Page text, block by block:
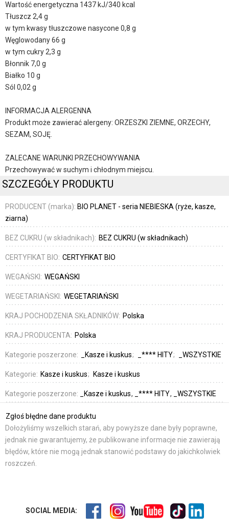
Wartość energetyczna 1437 kJ/340 kcal
Tłuszcz 2,4 g
w tym kwasy tłuszczowe nasycone 0,8 g
Węglowodany 66 g
w tym cukry 2,3 g
Błonnik 7,0 g
Białko 10 g
Sól 0,02 g
INFORMACJA ALERGENNA
Produkt może zawierać alergeny: ORZESZKI ZIEMNE, ORZECHY,
SEZAM, SOJĘ.
ZALECANE WARUNKI PRZECHOWYWANIA
Przechowywać w suchym i chłodnym miejscu.
SZCZEGÓŁY PRODUKTU
PRODUCENT (marka): BIO PLANET - seria NIEBIESKA (ryże, kasze,
ziarna)
BEZ CUKRU (w składnikach): BEZ CUKRU (w składnikach)
CERTYFIKAT BIO: CERTYFIKAT BIO
WEGAŃSKI: WEGAŃSKI
WEGETARIAŃSKI: WEGETARIAŃSKI
KRAJ POCHODZENIA SKŁADNIKÓW: Polska
KRAJ PRODUCENTA: Polska
Kategorie poszerzone: _Kasze i kuskus _**** HITY _WSZYSTKIE
Kategorie: Kasze i kuskus Kasze i kuskus
Kategorie poszerzone: _Kasze i kuskus _**** HITY _WSZYSTKIE
Zgłoś błędne dane produktu
Dołożyliśmy wszelkich starań, aby powyższe dane były poprawne,
jednak nie gwarantujemy, że publikowane informacje nie zawierają
błędów, które nie mogą jednak stanowić podstawy do jakichkolwiek
roszczeń.
SOCIAL MEDIA: